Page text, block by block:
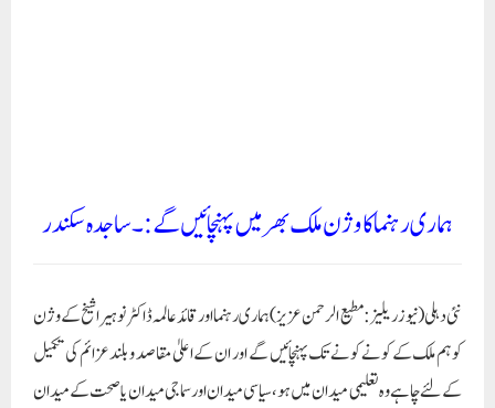
گے۔ اس کے لئے چاہے ہمیں اپنی زندگیوں پر کیوں نہ کھیلنا پڑے مگر اس قائد جس کی
زندگی کا ثمرہ ملک کی سالمیت اور حب الوطنی ہے اس کوشش میں ہم کندھے سے کندھا
بات کا نہ صرف ہمارا عزم ہے بلکہ عہد و پیمان ہے کہ ہم ملک کے باشندوں میں بھائی چارہ کا
سبق عام کریں گے۔ ان خیالات کا اظہار محترمہ ساجدہ سکندر تلنگانہ کور کمیٹی ممبر برائے
آل انڈیا مہیلا امپاورمنٹ پارٹی نے اپنے جاری بیان میں کیا ہے۔ ساجدہ سکندر عالمہ ڈاکٹر